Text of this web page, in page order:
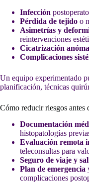
Infección
Pérdida de tejido o
Asimetrías y
reintervenciones
Cicatrización
Complicaciones
Un equipo experimentado
planificación, técnicas
Cómo reducir riesgos antes
Documentación
histopatologías
Evaluación remota
teleconsultas para
Seguro de viaje y
Plan de emergencia
complicaciones